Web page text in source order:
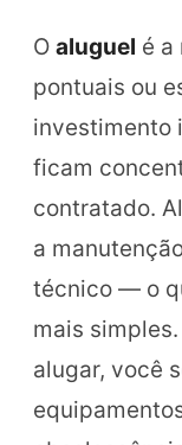
O aluguel é a
pontuais ou
investimento
ficam
contratado.
a
técnico — o
mais
alugar, você